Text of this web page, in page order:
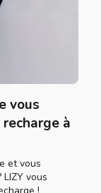
vous
à
et vous
vous